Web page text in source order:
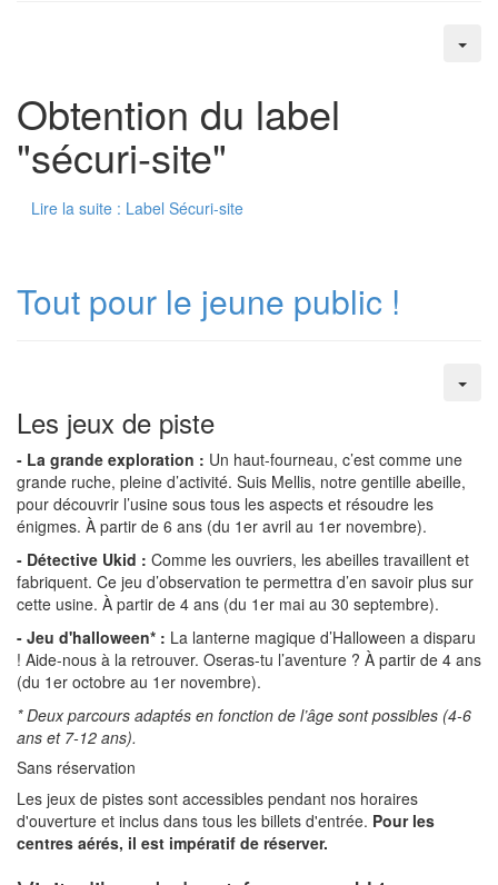
Obtention du label
"sécuri-site"
Lire la suite : Label Sécuri-site
Tout pour le jeune public !
Les jeux de piste
- La grande exploration : Un haut-fourneau, c’est comme une
grande ruche, pleine d’activité. Suis Mellis, notre gentille abeille,
pour découvrir l’usine sous tous les aspects et résoudre les
énigmes. À partir de 6 ans (du 1er avril au 1er novembre).
- Détective Ukid : Comme les ouvriers, les abeilles travaillent et
fabriquent. Ce jeu d’observation te permettra d’en savoir plus sur
cette usine. À partir de 4 ans (du 1er mai au 30 septembre).
- Jeu d'halloween* : La lanterne magique d’Halloween a disparu
! Aide-nous à la retrouver. Oseras-tu l’aventure ? À partir de 4 ans
(du 1er octobre au 1er novembre).
* Deux parcours adaptés en fonction de l’âge sont possibles (4-6
ans et 7-12 ans).
Sans réservation
Les jeux de pistes sont accessibles pendant nos horaires
d'ouverture et inclus dans tous les billets d'entrée. Pour les
centres aérés, il est impératif de réserver.